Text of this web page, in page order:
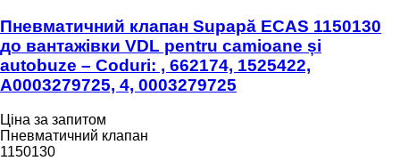
Пневматичний клапан Supapă ECAS 1150130
до вантажівки VDL pentru camioane și
autobuze – Coduri: , 662174, 1525422,
A0003279725, 4, 0003279725
Ціна за запитом
Пневматичний клапан
1150130